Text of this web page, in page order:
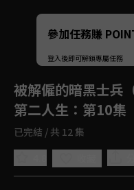
Unmute
如有不便請見
參加任務賺
登入後即可解鎖專屬任務
被解僱的暗黑士兵
第二人生 ：第10集
已完結 / 共 12 集